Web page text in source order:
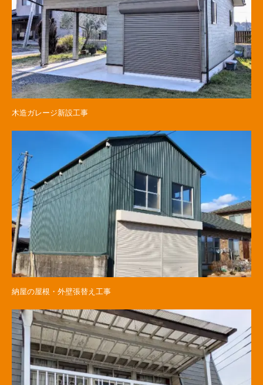
木造ガレージ新設工事
納屋の屋根・外壁張替え工事